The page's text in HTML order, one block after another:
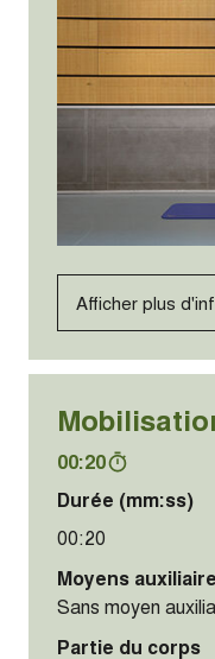
Afficher plus
00:20
Durée (mm:ss)
00:20
Moyens
Sans moyen
Partie du corps